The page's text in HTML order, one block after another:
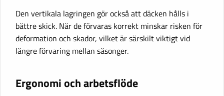
Den vertikala lagringen gör också att däcken hålls i
bättre skick. När de förvaras korrekt minskar risken för
deformation och skador, vilket är särskilt viktigt vid
längre förvaring mellan säsonger.
Ergonomi och arbetsflöde